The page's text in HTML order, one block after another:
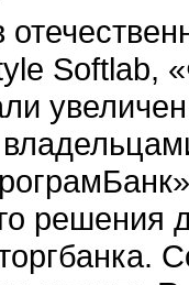
Softlab,
решения